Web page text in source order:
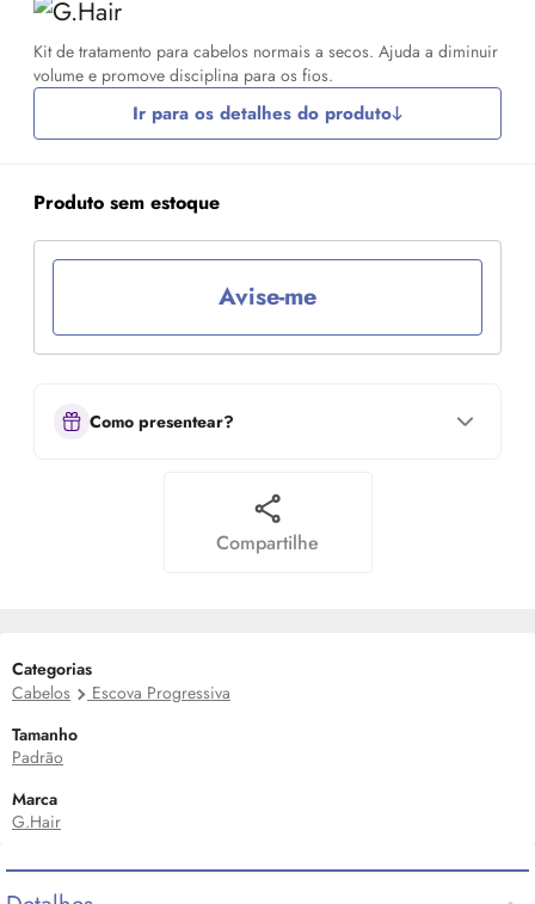
Kit de tratamento para cabelos normais a secos. Ajuda a diminuir
volume e promove disciplina para os fios.
Ir para os detalhes do produto
Produto sem estoque
Avise-me
Como presentear?
Compartilhe
Categorias
Cabelos
Escova Progressiva
Tamanho
Padrão
Marca
G.Hair